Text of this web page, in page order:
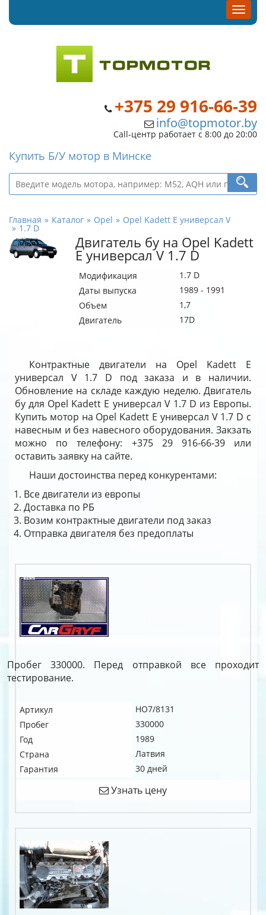
+375 29 916-66-39
info@topmotor.by
Call-центр работает с 8:00 до 20:00
Купить Б/У мотор в Минске
Главная Каталог Opel Opel Kadett E универсал V
1.7 D
Двигатель бу на Opel Kadett
E универсал V 1.7 D
Модификация
1.7 D
Даты выпуска
1989 - 1991
Объем
1,7
Двигатель
17D
Контрактные двигатели на Opel Kadett E
универсал V 1.7 D под заказа и в наличии.
Обновление на складе каждую неделю. Двигатель
бу для Opel Kadett E универсал V 1.7 D из Европы.
Купить мотор на Opel Kadett E универсал V 1.7 D с
навесным и без навесного оборудования. Закзать
можно по телефону: +375 29 916-66-39 или
оставить заявку на сайте.
Наши достоинства перед конкурентами:
Все двигатели из европы
Доставка по РБ
Возим контрактные двигатели под заказ
Отправка двигателя без предоплаты
Пробег 330000. Перед отправкой все проходит
тестирование.
Артикул
HO7/8131
Пробег
330000
Год
1989
Страна
Латвия
Гарантия
30 дней
Узнать цену